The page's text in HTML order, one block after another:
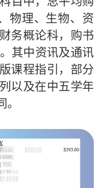
物理、生物、资
务概论科，购书
其中资讯及通讯
课程指引，部分
以及在中五学年